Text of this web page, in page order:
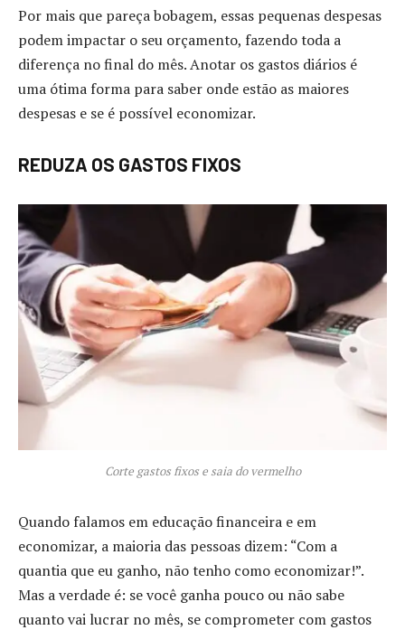
Por mais que pareça bobagem, essas pequenas despesas
podem impactar o seu orçamento, fazendo toda a
diferença no final do mês. Anotar os gastos diários é
uma ótima forma para saber onde estão as maiores
despesas e se é possível economizar.
REDUZA OS GASTOS FIXOS
Corte gastos fixos e saia do vermelho
Quando falamos em educação financeira e em
economizar, a maioria das pessoas dizem: “Com a
quantia que eu ganho, não tenho como economizar!”.
Mas a verdade é: se você ganha pouco ou não sabe
quanto vai lucrar no mês, se comprometer com gastos